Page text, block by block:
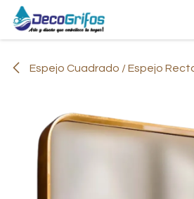
Ir al contenido
Espejo Cuadrado / Espejo